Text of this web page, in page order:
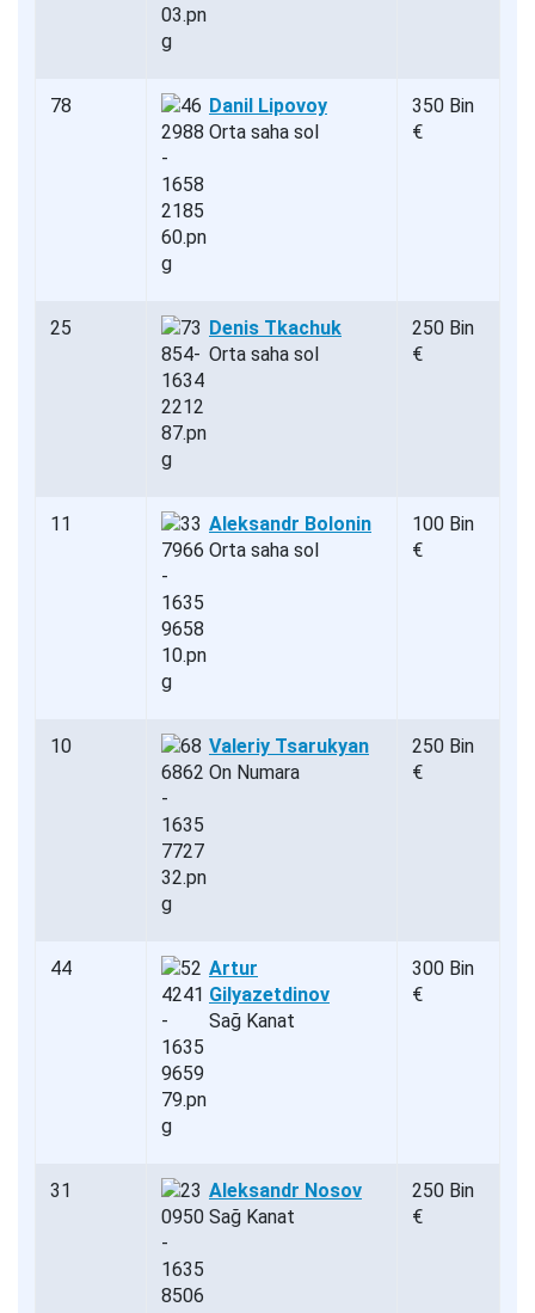
78
Danil Lipovoy
Orta saha sol
350 Bin
€
25
Denis Tkachuk
Orta saha sol
250 Bin
€
11
Aleksandr Bolonin
Orta saha sol
100 Bin
€
10
Valeriy Tsarukyan
On Numara
250 Bin
€
44
Artur
Gilyazetdinov
Sağ Kanat
300 Bin
€
31
Aleksandr Nosov
Sağ Kanat
250 Bin
€